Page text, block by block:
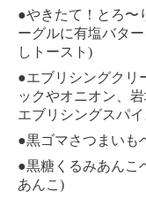
●やきたて！とろ〜
ーグルに有塩バタ
しトースト)
●エブリシングクリ
ックやオニオン、
エブリシングスパ
●黒ゴマさつまいも
●黒糖くるみあんこ
あんこ)